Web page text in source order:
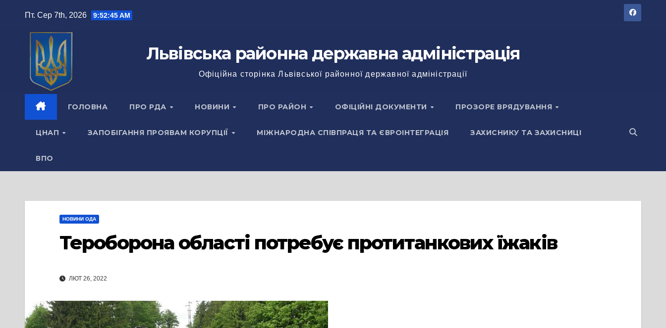
Пт. Сер 7th, 2026 9:52:46 AM
Львівська районна державна адміністрація
Офіційна сторінка Львівської районної державної адміністрації
ГОЛОВНА ПРО РДА НОВИНИ ПРО РАЙОН ОФІЦІЙНІ ДОКУМЕНТИ ПРОЗОРЕ ВРЯДУВАННЯ
ЦНАП ЗАПОБІГАННЯ ПРОЯВАМ КОРУПЦІЇ МІЖНАРОДНА СПІВПРАЦЯ ТА ЄВРОІНТЕГРАЦІЯ ЗАХИСНИКУ ТА ЗАХИСНИЦІ
ВПО
НОВИНИ ОДА
Тероборона області потребує протитанкових їжаків
ЛЮТ 26, 2022